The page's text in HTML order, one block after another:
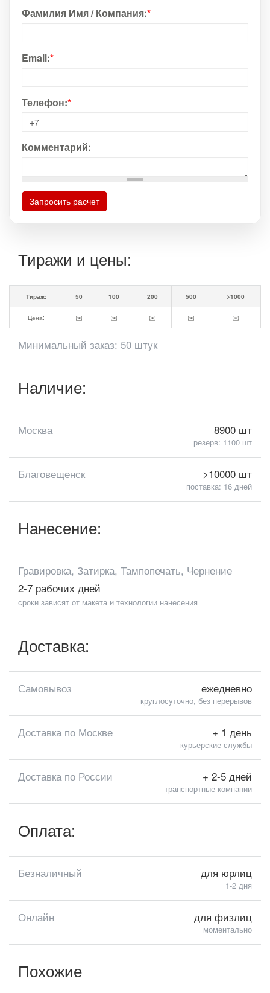
Фамилия Имя / Компания:*
Email:*
Телефон:*
Комментарий:
Запросить расчет
Тиражи и цены:
Тираж: 50 100 200 500 >1000
Цена: ✉️ ✉️ ✉️ ✉️ ✉️
Минимальный заказ: 50 штук
Наличие:
Москва 8900 шт
резерв: 1100 шт
Благовещенск >10000 шт
поставка: 16 дней
Нанесение:
Гравировка, Затирка, Тампопечать, Чернение
2-7 рабочих дней
сроки зависят от макета и технологии нанесения
Доставка:
Самовывоз ежедневно
круглосуточно, без перерывов
Доставка по Москве + 1 день
курьерские службы
Доставка по России + 2-5 дней
транспортные компании
Оплата:
Безналичный для юрлиц
1-2 дня
Онлайн для физлиц
моментально
Похожие